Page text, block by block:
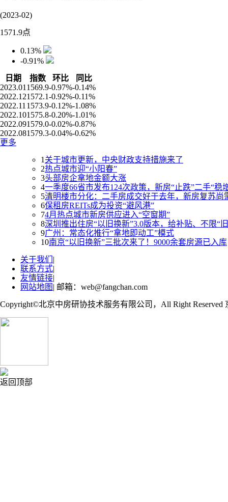
(2023-02)
1571.9点
0.13%
-0.91%
日期
指数 环比
同比
2023.01 1569.9-0.97%-0.14%
2022.121572.1-0.92%-0.11%
2022.11 1573.9-0.12%-1.08%
2022.101575.8-0.20%-1.01%
2022.091579.0-0.02%-0.87%
2022.081579.3-0.04%-0.62%
更多
1 关于城市更新，中央财政支持措施来了
2热点城市迎“小阳春”
3头部房企拿地金额大涨
4一季度66省市发布124次政策，新房“止跌”二手“稳
5清明楼市分化：二手房成交好于去年，新房复苏尚
6保租房REITs成为投资“避风港”
74月热点城市新房供应进入“空窗期”
8深圳推出住房“以旧换新”3.0版本，给补贴、不限“
9广州：常态化推行“拿地即动工”模式
10南京“以旧换新”三批次来了！9000余套房源已入库
关于我们 |
联系方式|
友情链接|
网站地图 | 邮箱：web@fangchan.com
Copyright©北京中房研协技术服务有限公司，All Right Reserved
返回顶部